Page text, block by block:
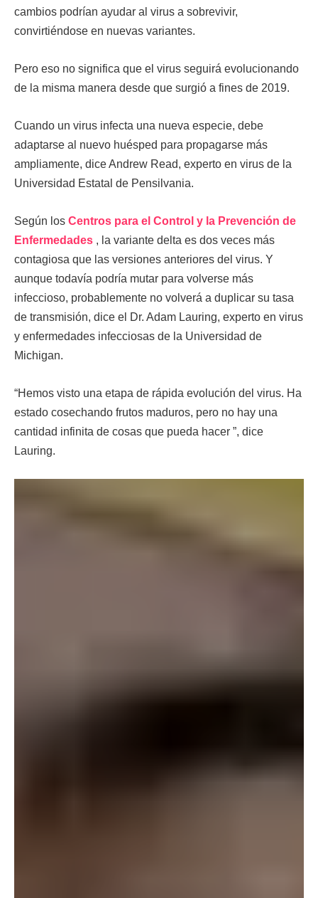
cambios podrían ayudar al virus a sobrevivir,
convirtiéndose en nuevas variantes.
Pero eso no significa que el virus seguirá evolucionando
de la misma manera desde que surgió a fines de 2019.
Cuando un virus infecta una nueva especie, debe
adaptarse al nuevo huésped para propagarse más
ampliamente, dice Andrew Read, experto en virus de la
Universidad Estatal de Pensilvania.
Según los Centros para el Control y la Prevención de
Enfermedades , la variante delta es dos veces más
contagiosa que las versiones anteriores del virus. Y
aunque todavía podría mutar para volverse más
infeccioso, probablemente no volverá a duplicar su tasa
de transmisión, dice el Dr. Adam Lauring, experto en virus
y enfermedades infecciosas de la Universidad de
Michigan.
“Hemos visto una etapa de rápida evolución del virus. Ha
estado cosechando frutos maduros, pero no hay una
cantidad infinita de cosas que pueda hacer ”, dice
Lauring.